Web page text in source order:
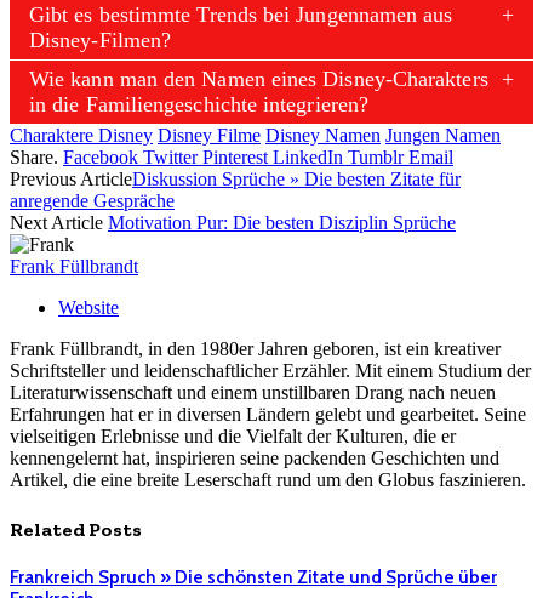
Gibt es bestimmte Trends bei Jungennamen aus
Disney-Filmen?
Wie kann man den Namen eines Disney-Charakters
in die Familiengeschichte integrieren?
Charaktere Disney Disney Filme Disney Namen Jungen Namen
Share. Facebook Twitter Pinterest LinkedIn Tumblr Email
Previous ArticleDiskussion Sprüche » Die besten Zitate für
anregende Gespräche
Next Article Motivation Pur: Die besten Disziplin Sprüche
Frank Füllbrandt
Website
Frank Füllbrandt, in den 1980er Jahren geboren, ist ein kreativer
Schriftsteller und leidenschaftlicher Erzähler. Mit einem Studium der
Literaturwissenschaft und einem unstillbaren Drang nach neuen
Erfahrungen hat er in diversen Ländern gelebt und gearbeitet. Seine
vielseitigen Erlebnisse und die Vielfalt der Kulturen, die er
kennengelernt hat, inspirieren seine packenden Geschichten und
Artikel, die eine breite Leserschaft rund um den Globus faszinieren.
Related Posts
Frankreich Spruch » Die schönsten Zitate und Sprüche über